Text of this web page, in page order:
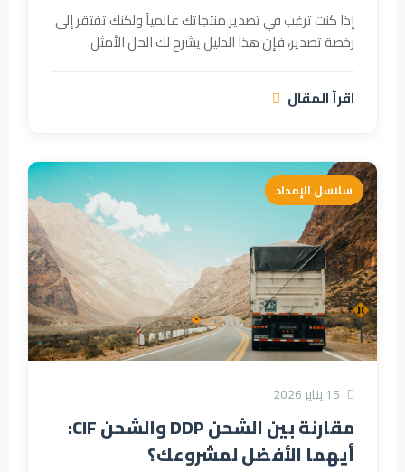
إذا كنت ترغب في تصدير منتجاتك عالمياً ولكنك تفتقر إلى
رخصة تصدير، فإن هذا الدليل يشرح لك الحل الأمثل.
اقرأ المقال
سلاسل الإمداد
مقارنة بين الشحن DDP والشحن CIF:
أيهما الأفضل لمشروعك؟